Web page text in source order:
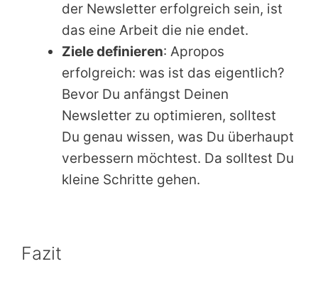
der Newsletter erfolgreich sein, ist
das eine Arbeit die nie endet.
Ziele definieren: Apropos
erfolgreich: was ist das eigentlich?
Bevor Du anfängst Deinen
Newsletter zu optimieren, solltest
Du genau wissen, was Du überhaupt
verbessern möchtest. Da solltest Du
kleine Schritte gehen.
Fazit